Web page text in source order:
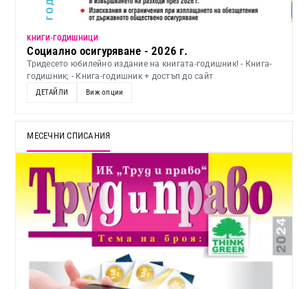
KНИГИ-ГОДИШНИЦИ
Социално осигуряване - 2026 г.
Тридесето юбилейно издание на книгата-годишник! - Книга-
годишник; - Книга-годишник + достъп до сайт
ДЕТАЙЛИ Виж опции
МЕСЕЧНИ СПИСАНИЯ